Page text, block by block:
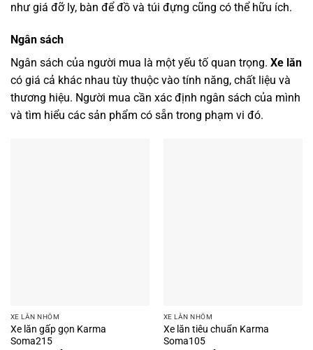
như giá đỡ ly, bàn để đồ và túi đựng cũng có thể hữu ích.
Ngân sách
Ngân sách của người mua là một yếu tố quan trọng. Xe lăn
có giá cả khác nhau tùy thuộc vào tính năng, chất liệu và
thương hiệu. Người mua cần xác định ngân sách của mình
và tìm hiểu các sản phẩm có sẵn trong phạm vi đó.
XE LĂN NHÔM
Xe lăn gấp gọn Karma
Soma215
XE LĂN NHÔM
Xe lăn tiêu chuẩn Karma
Soma105